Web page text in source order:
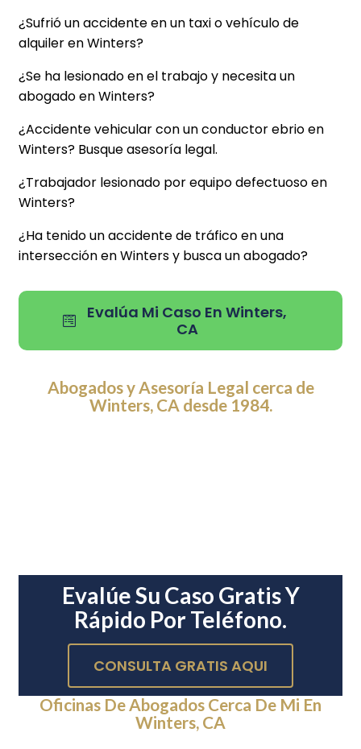
¿Sufrió un accidente en un taxi o vehículo de
alquiler en Winters?
¿Se ha lesionado en el trabajo y necesita un
abogado en Winters?
¿Accidente vehicular con un conductor ebrio en
Winters? Busque asesoría legal.
¿Trabajador lesionado por equipo defectuoso en
Winters?
¿Ha tenido un accidente de tráfico en una
intersección en Winters y busca un abogado?
Evalúa Mi Caso En Winters,
CA
Abogados y Asesoría Legal cerca de
Winters, CA desde 1984.
Evalúe Su Caso Gratis Y
Rápido Por Teléfono.
CONSULTA GRATIS AQUI
Oficinas De Abogados Cerca De Mi En
Winters, CA